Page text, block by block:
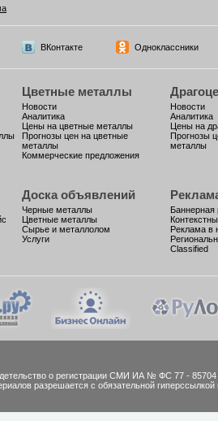
ВКонтакте Одноклассники
Цветные металлы
Новости
Аналитика
Цены на цветные металлы
Прогнозы цен на цветные
металлы
Коммерческие предложения
Новости
Аналитика
Цены на
Прогнозы
металлы
Доска объявлений
Черные металлы
Цветные металлы
Сырье и металлолом
Услуги
Баннерная
Реклама в
Classified
о регистрации СМИ ИА № ФС 77 - 85704
разрешается с обязательной гиперссылкой